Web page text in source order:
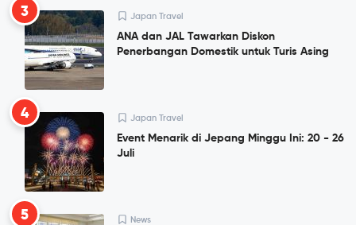
3 Japan Travel
ANA dan JAL Tawarkan Diskon
Penerbangan Domestik untuk Turis Asing
4 Japan Travel
Event Menarik di Jepang Minggu Ini: 20 - 26
Juli
5 News